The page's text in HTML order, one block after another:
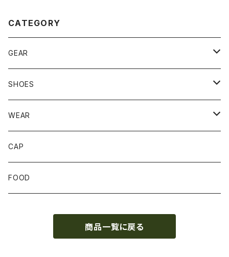
CATEGORY
GEAR
BACKPACK
STUFFBAG
ACCESSORIES
SHOES
サンダル
WEAR
SOCKS
GLOVE
CAP
FOOD
商品一覧に戻る